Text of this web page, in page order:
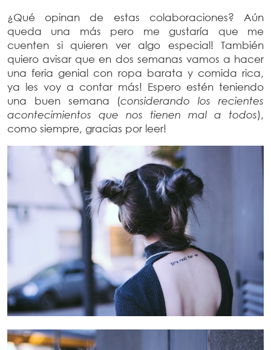
¿Qué opinan de estas colaboraciones? Aún
queda una más pero me gustaría que me
cuenten si quieren ver algo especial! También
quiero avisar que en dos semanas vamos a hacer
una feria genial con ropa barata y comida rica,
ya les voy a contar más! Espero estén teniendo
una buen semana (considerando los recientes
acontecimientos que nos tienen mal a todos),
como siempre, gracias por leer!